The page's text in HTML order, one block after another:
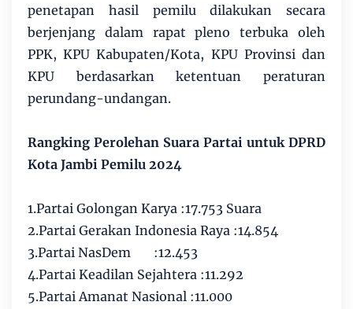
penetapan hasil pemilu dilakukan secara
berjenjang dalam rapat pleno terbuka oleh
PPK, KPU Kabupaten/Kota, KPU Provinsi dan
KPU berdasarkan ketentuan peraturan
perundang-undangan.
Rangking Perolehan Suara Partai untuk DPRD
Kota Jambi Pemilu 2024
1.Partai Golongan Karya :17.753 Suara
2.Partai Gerakan Indonesia Raya :14.854
3.Partai NasDem
:12.453
4.Partai Keadilan Sejahtera :11.292
5.Partai Amanat Nasional :11.000